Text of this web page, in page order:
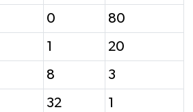
0 80
1 20
8 3
32 1